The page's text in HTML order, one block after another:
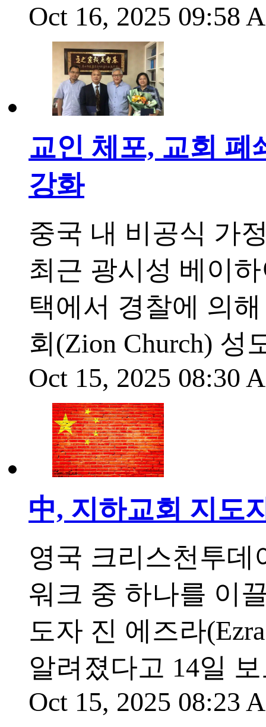
Oct 16, 2025 09:58
교인 체포, 교회 폐
강화
중국 내 비공식 가
최근 광시성 베이
택에서 경찰에 의
회(Zion Church)
Oct 15, 2025 08:30
中, 지하교회 지도
영국 크리스천투데
워크 중 하나를 이
도자 진 에즈라
알려졌다고 14일
Oct 15, 2025 08:23